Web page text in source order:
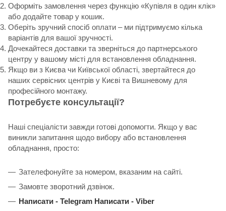
Оформіть замовлення через функцію «Купівля в один клік»
або додайте товар у кошик.
Оберіть зручний спосіб оплати – ми підтримуємо кілька
варіантів для вашої зручності.
Дочекайтеся доставки та зверніться до партнерського
центру у вашому місті для встановлення обладнання.
Якщо ви з Києва чи Київської області, звертайтеся до
наших сервісних центрів у Києві та Вишневому для
професійного монтажу.
Потребуєте консультації?
Наші спеціалісти завжди готові допомогти. Якщо у вас
виникли запитання щодо вибору або встановлення
обладнання, просто:
Зателефонуйте за номером, вказаним на сайті.
Замовте зворотний дзвінок.
Написати - Telegram Написати - Viber